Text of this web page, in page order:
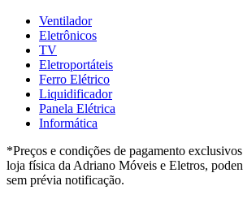
Kaiki Móveis
KAMABEL
kasper
Kaza
Leifer
Lenoxx
Level(3)
LG(8)
Libell(6)
Ventilador
Eletrônicos
TV
Eletroportáteis
Ferro Elétrico
Liquidificador
Panela Elétrica
Informática
*Preços e condições de pagamento
loja física da Adriano Móveis e Eletros,
sem prévia notificação.